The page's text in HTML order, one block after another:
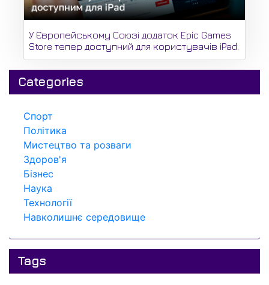
У Європейському Союзі додаток Epic Games
Store тепер доступний для користувачів iPad.
Categories
Спорт
Політика
Мистецтво та розваги
Здоров'я
Бізнес
Наука
Технології
Навколишнє середовище
Tags